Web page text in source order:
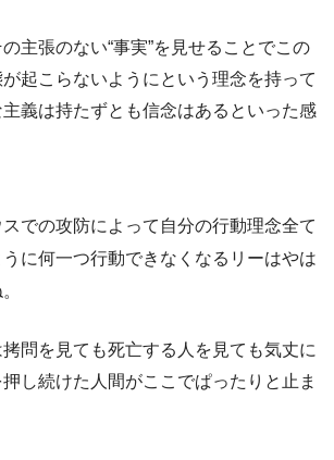
主張のない“事実”を見せることでこの
起こらないようにという理念を持って
義は持たずとも信念はあるといった感
での攻防によって自分の行動理念全て
に何一つ行動できなくなるリーはやは
問を見ても死亡する人を見ても気丈に
し続けた人間がここでぱったりと止ま